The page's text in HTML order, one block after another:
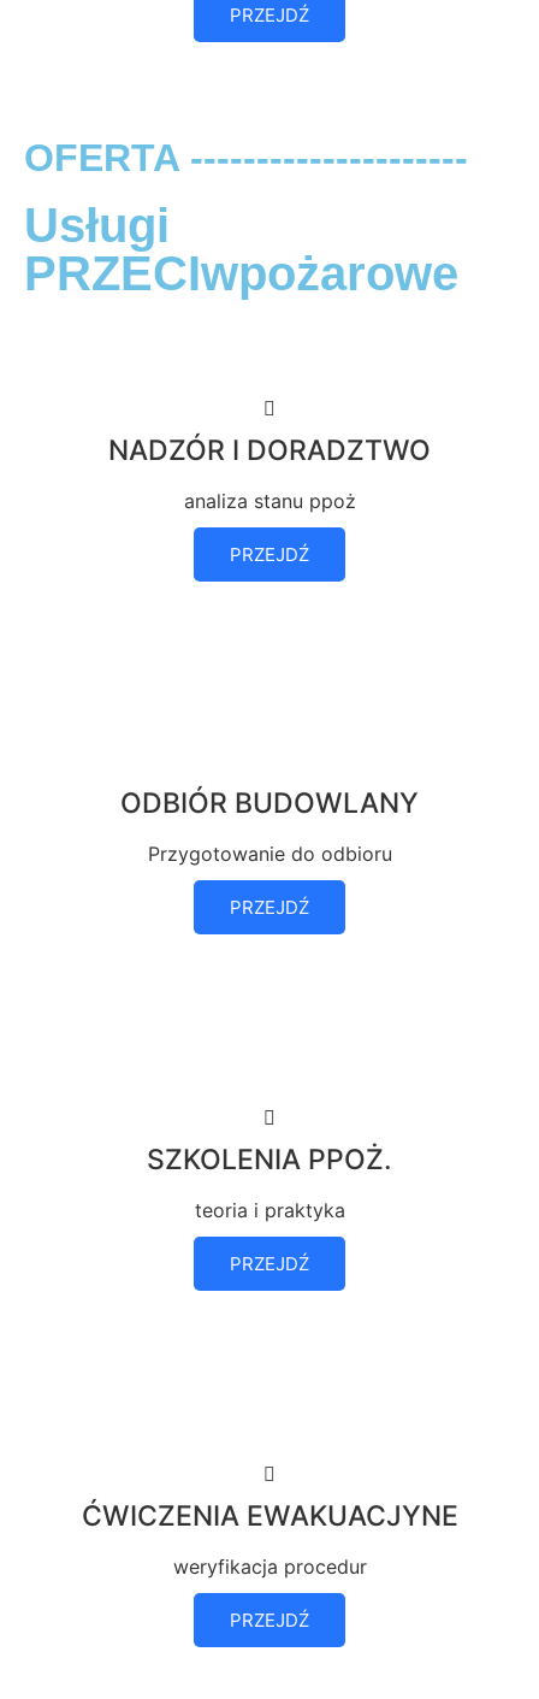
PRZEJDŹ
OFERTA ---------------------
Usługi
PRZECIwpożarowe
NADZÓR I DORADZTWO
analiza stanu ppoż
PRZEJDŹ
ODBIÓR BUDOWLANY
Przygotowanie do odbioru
PRZEJDŹ
SZKOLENIA PPOŻ.
teoria i praktyka
PRZEJDŹ
ĆWICZENIA EWAKUACJYNE
weryfikacja procedur
PRZEJDŹ